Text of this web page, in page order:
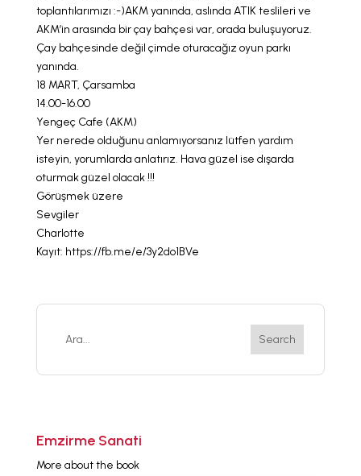
toplantılarımızı :-)AKM yanında, aslında ATIK teslileri ve
AKM’in arasında bir çay bahçesi var, orada buluşuyoruz.
Çay bahçesinde değil çimde oturacağız oyun parkı
yanında.
18 MART, Çarsamba
14.00-16.00
Yengeç Cafe (AKM)
Yer nerede olduğunu anlamıyorsanız lütfen yardım
isteyin, yorumlarda anlatırız. Hava güzel ise dışarda
oturmak güzel olacak !!!
Görüşmek üzere
Sevgiler
Charlotte
Kayıt: https://fb.me/e/3y2do1BVe
Emzirme Sanati
More about the book